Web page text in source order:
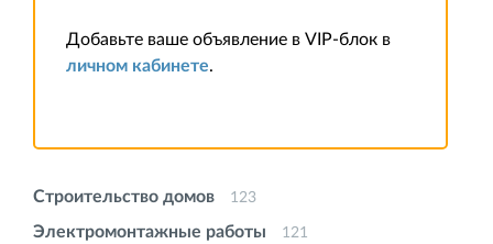
Добавьте ваше объявление в VIP-блок в
личном кабинете.
Строительство домов 123
Электромонтажные работы 121